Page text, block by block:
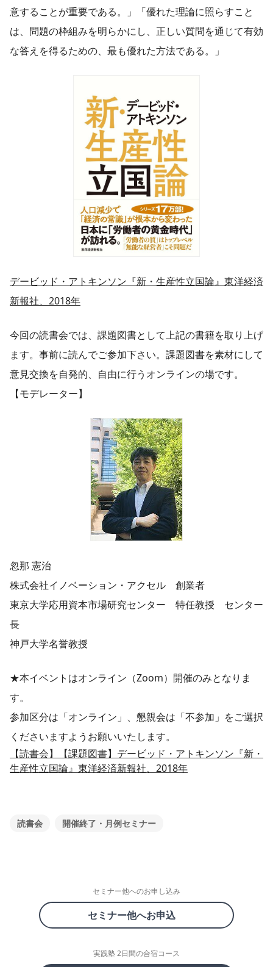
意することが重要である。」「優れた理論に照らすこと
は、問題の枠組みを明らかにし、正しい質問を通じて有効
な答えを得るための、最も優れた方法である。」
デービッド・アトキンソン『新・生産性立国論』東洋経済
新報社、2018年
今回の読書会では、課題図書として上記の書籍を取り上げ
ます。事前に読んでご参加下さい。課題図書を素材にして
意見交換を自発的、自由に行うオンラインの場です。
【モデレーター】
忽那 憲治
株式会社イノベーション・アクセル 創業者
東京大学応用資本市場研究センター 特任教授 センター
長
神戸大学名誉教授
★本イベントはオンライン（Zoom）開催のみとなりま
す。
参加区分は「オンライン」、懇親会は「不参加」をご選択
くださいますようお願いいたします。
【読書会】【課題図書】デービッド・アトキンソン『新・
生産性立国論』東洋経済新報社、2018年
読書会 開催終了・月例セミナー
セミナー他へのお申し込み
セミナー他へお申込
実践塾 2日間の合宿コース